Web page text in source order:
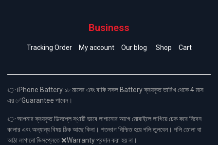
Business
Tracking Order My account Our blog Shop Cart
👉 iPhone Battery ১৮ মাসের এবং বাকি সকল Battery ক্রয়কৃত তারিখ থেকে 4 মাস
এর ✅Guarantee পাবেন।
👉 আপনার ক্রয়কৃত ডিসপ্লে স্থায়ী ভাবে লাগানোর আগে মোবাইলে লাগিয়ে চেক করে নিবেন
কালার এবং অন্যান্য বিষয় ঠিক আছে কিনা। শতভাগ নিশ্চিত হয়ে পলি তুলবেন। পলি তোলা বা
আঠা লাগানো ডিসপ্লেতে ❌Warranty প্রদান করা হয় না।